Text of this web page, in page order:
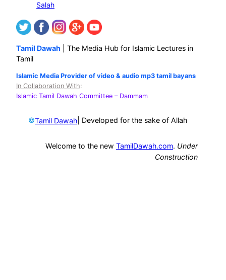
Salah
Tamil Dawah | The Media Hub for Islamic Lectures in
Tamil
Islamic Media Provider of video & audio mp3 tamil bayans
In Collaboration With:
Islamic Tamil Dawah Committee – Dammam
©Tamil Dawah | Developed for the sake of Allah
Welcome to the new TamilDawah.com. Under
Construction